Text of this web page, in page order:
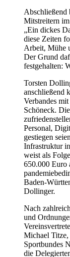
Abschließend
Mitstreitern
„Ein dickes
diese Zeiten
Arbeit, Mühe
Der Grund
festgehalten:
Torsten
anschließend
Verbandes
Schöneck.
Personal,
gestiegen
Infrastruktur
weist als
650.000 Euro
Baden-
Dollinger.
Nach
und
Michael Titze,
Sportbundes
die